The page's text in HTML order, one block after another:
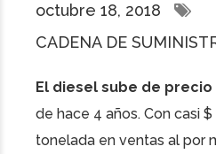
octubre 18, 2018
CADENA DE
El diesel sube de precio
de hace 4 años. Con casi
tonelada en ventas al por